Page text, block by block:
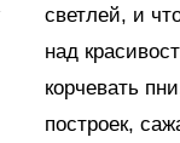
светлей, и
над
корчевать
построек,